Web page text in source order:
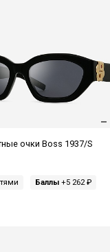
очки Boss 1937/S
Баллы +5 262 ₽